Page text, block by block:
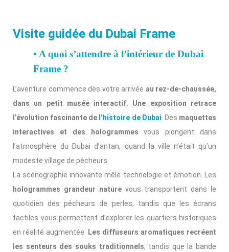
Visite guidée du Dubai Frame
• A quoi s’attendre à l’intérieur de Dubai
Frame ?
L’aventure commence dès votre arrivée au rez-de-chaussée,
dans un petit musée interactif. Une exposition retrace
l’évolution fascinante de l’histoire de Dubai . Des maquettes
interactives et des hologrammes vous plongent dans
l’atmosphère du Dubai d’antan, quand la ville n’était qu’un
modeste village de pêcheurs.
La scénographie innovante mêle technologie et émotion. Les
hologrammes grandeur naturevous transportent dans le
quotidien des pêcheurs de perles, tandis que les écrans
tactiles vous permettent d’explorer les quartiers historiques
en réalité augmentée.
Les diffuseurs aromatiques recréent
les senteurs des souks traditionnels, tandis que la bande